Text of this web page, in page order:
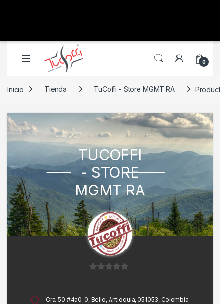
0
Inicio Tienda TuCoffi - Store MGMT RA
TUCOFFI
- STORE
MGMT RA
e
Cra. 50 #4a0-0, Bello, Antioquia, 051053, Colombia